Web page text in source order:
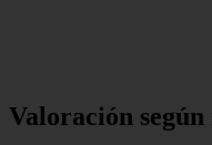
Valoración según